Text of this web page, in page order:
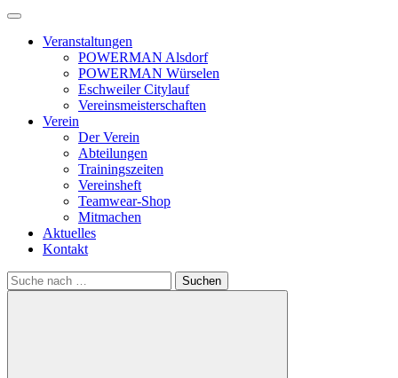
Menü
Veranstaltungen
POWERMAN Alsdorf
POWERMAN Würselen
Eschweiler Citylauf
Vereinsmeisterschaften
Verein
Der Verein
Abteilungen
Trainingszeiten
Vereinsheft
Teamwear-Shop
Mitmachen
Aktuelles
Kontakt
Search
for: